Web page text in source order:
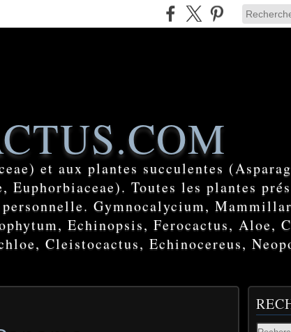
et aux plantes succulentes
Euphorbiaceae). Toutes les plantes
Gymnocalycium,
Echinopsis, Ferocactus, Aloe,
Cleistocactus, Echinocereus,